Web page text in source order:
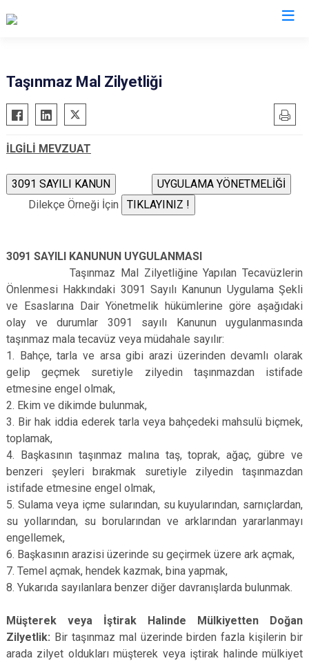
Dörtdivan
Gerede
Göynük
Kıbrıscık
Mengen
Yeniçağa
Taşınmaz Mal Zilyetliği
İLGİLİ MEVZUAT
Dilekçe Örneği İçin
3091 SAYILI KANUNUN UYGULANMASI
Taşınmaz Mal Zilyetliğine Yapılan Tecavüzlerin
Önlenmesi Hakkındaki 3091 Sayılı Kanunun Uygulama Şekli
ve Esaslarına Dair Yönetmelik hükümlerine göre aşağıdaki
olay ve durumlar 3091 sayılı Kanunun uygulanmasında
taşınmaz mala tecavüz veya müdahale sayılır:
1. Bahçe, tarla ve arsa gibi arazi üzerinden devamlı olarak
gelip geçmek suretiyle zilyedin taşınmazdan istifade
etmesine engel olmak,
2. Ekim ve dikimde bulunmak,
3. Bir hak iddia ederek tarla veya bahçedeki mahsulü biçmek,
toplamak,
4. Başkasının taşınmaz malına taş, toprak, ağaç, gübre ve
benzeri şeyleri bırakmak suretiyle zilyedin taşınmazdan
istifade etmesine engel olmak,
5. Sulama veya içme sularından, su kuyularından, sarnıçlardan,
su yollarından, su borularından ve arklarından yararlanmayı
engellemek,
6. Başkasının arazisi üzerinde su geçirmek üzere ark açmak,
7. Temel açmak, hendek kazmak, bina yapmak,
8. Yukarıda sayılanlara benzer diğer davranışlarda bulunmak.
Müşterek veya İştirak Halinde Mülkiyetten Doğan
Zilyetlik: Bir taşınmaz mal üzerinde birden fazla kişilerin bir
arada zilyet oldukları müşterek veya iştirak halinde mülkiyet